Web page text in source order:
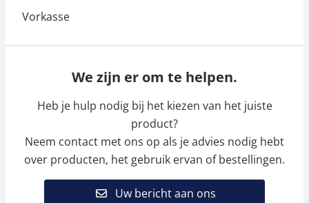
We zijn er om te helpen.
Heb je hulp nodig bij het kiezen van het juiste
product?
Neem contact met ons op als je advies nodig hebt
over producten, het gebruik ervan of bestellingen.
Uw bericht aan ons